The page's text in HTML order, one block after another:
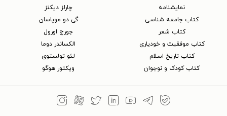
نمایشنامه
کتاب جامعه شناسی
کتاب شعر
کتاب موفقیت و خودیاری
کتاب تاریخ اسلام
کتاب کودک و نوجوان
چارلز دیکنز
گی دو موپاسان
جورج اورول
الکساندر دوما
لئو تولستوی
ویکتور هوگو